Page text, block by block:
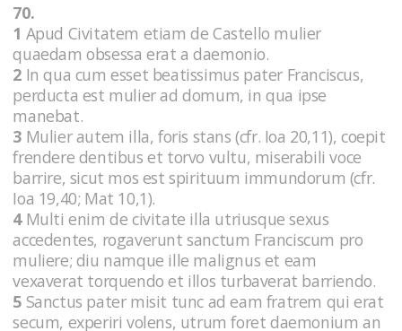
70.
1 Apud Civitatem etiam de Castello mulier
quaedam obsessa erat a daemonio.
2 In qua cum esset beatissimus pater Franciscus,
perducta est mulier ad domum, in qua ipse
manebat.
3 Mulier autem illa, foris stans (cfr. Ioa 20,11), coepit
frendere dentibus et torvo vultu, miserabili voce
barrire, sicut mos est spirituum immundorum (cfr.
Ioa 19,40; Mat 10,1).
4Multi enim de civitate illa utriusque sexus
accedentes, rogaverunt sanctum Franciscum pro
muliere; diu namque ille malignus et eam
vexaverat torquendo et illos turbaverat barriendo.
5 Sanctus pater misit tunc ad eam fratrem qui erat
secum, experiri volens, utrum foret daemonium an